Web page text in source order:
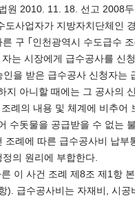
원 2010. 11. 18. 선고 2008
도사업자가 지방자치단체인
구 ｢인천광역시 수도급수
는 시장에게 급수공사를 신
인을 받은 급수공사 신청자
지 아니할 때에는 그 공사의
례의 내용 및 체계에 비추
수돗물을 공급받을 수 없는
조례에 따른 급수공사비 납
의 원리에 부합한다.
이 사건 조례 제8조 제1항
). 급수공사비는 자재비, 시